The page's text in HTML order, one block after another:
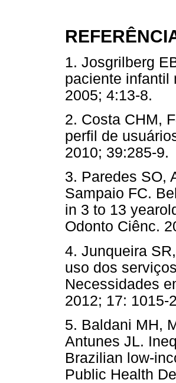
1. Josgrilberg
paciente infantil
2005; 4:13-
2. Costa CHM,
perfil de
2010; 39:285-9.
3. Paredes SO,
Sampaio FC.
in 3 to 13
Odonto Ciênc.
4. Junqueira
uso dos
Necessidades
2012; 17: 1015-
5. Baldani MH,
Antunes JL.
Brazilian low-
Public Health